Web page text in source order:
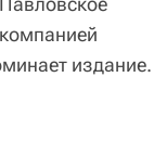
издание.